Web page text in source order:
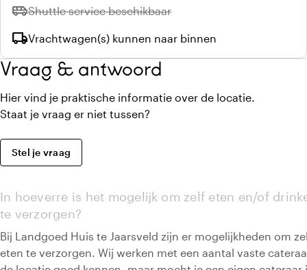
airport_shuttleNiet beschikbaar:
Shuttle service beschikbaar
local_shippingVrachtwagen(s) kunnen naar binnen
Vraag & antwoord
Hier vind je praktische informatie over de locatie.
Staat je vraag er niet tussen?
Stel je vraag
In hoeverre is het mogelijk om zelf eten en/of
te verzorgen?
Bij Landgoed Huis te Jaarsveld zijn er mogelijkheden om
eten te verzorgen. Wij werken met een aantal vaste